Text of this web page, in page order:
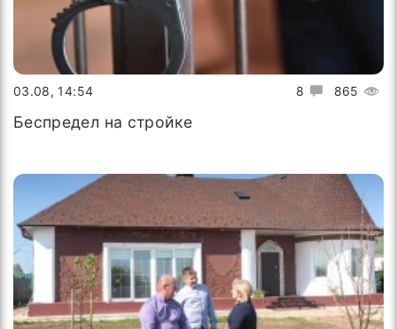
8 865
03.08, 14:54
Беспредел на стройке